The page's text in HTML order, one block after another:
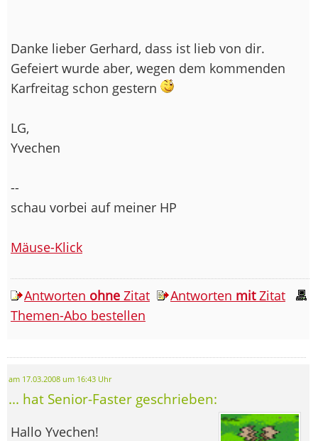
Danke lieber Gerhard, dass ist lieb von dir.
Gefeiert wurde aber, wegen dem kommenden
Karfreitag schon gestern
LG,
Yvechen
--
schau vorbei auf meiner HP
Mäuse-Klick
Antworten ohne Zitat Antworten mitZitat
Themen-Abo bestellen
am 17.03.2008 um 16:43 Uhr
... hat Senior-Faster geschrieben:
Hallo Yvechen!